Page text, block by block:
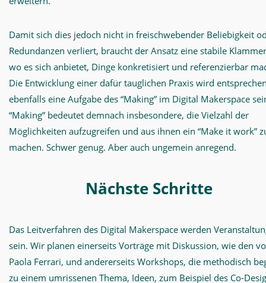
Damit sich dies jedoch nicht in freischwebender Beliebigkeit
Redundanzen verliert, braucht der Ansatz eine stabile
wo es sich anbietet, Dinge konkretisiert und referenzierbar
Die Entwicklung einer dafür tauglichen Praxis wird
ebenfalls eine Aufgabe des “Making” im Digital Makerspace
“Making” bedeutet demnach insbesondere, die Vielzahl der
Möglichkeiten aufzugreifen und aus ihnen ein “Make it work”
machen. Schwer genug. Aber auch ungemein anregend.
Nächste Schritte
Das Leitverfahren des Digital Makerspace werden
sein. Wir planen einerseits Vorträge mit Diskussion, wie den
Paola Ferrari, und andererseits Workshops, die methodisch
zu einem umrissenen Thema, Ideen, zum Beispiel des Co-